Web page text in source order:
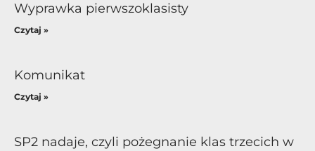
Wyprawka pierwszoklasisty
Czytaj »
Komunikat
Czytaj »
SP2 nadaje, czyli pożegnanie klas trzecich w